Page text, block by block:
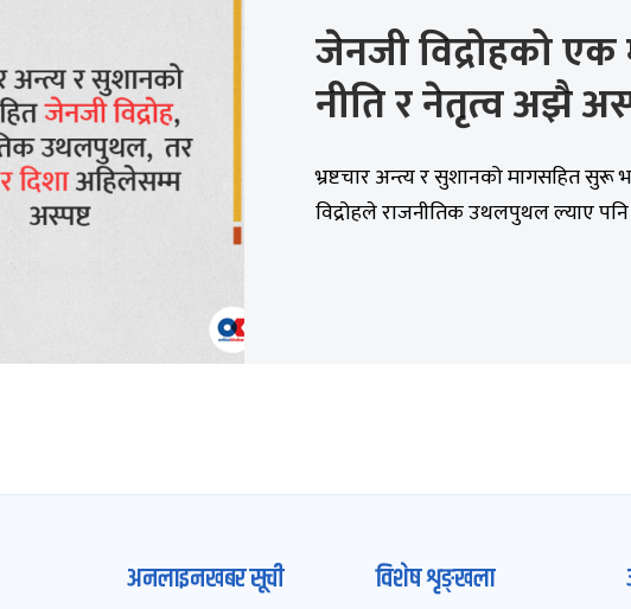
जेनजी विद्रोहको एक
नीति र नेतृत्व अझै
भ्रष्टचार अन्त्य र सुशानको मागसहित
विद्रोहले राजनीतिक उथलपुथल ल्याए
अनलाइनखबर सूची विशेष शृङ्खला